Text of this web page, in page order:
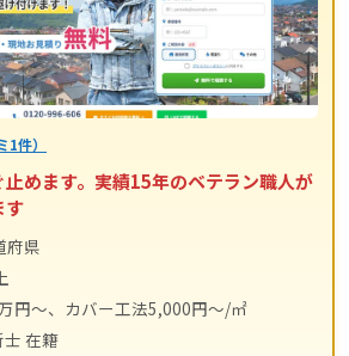
1件）
めます。実績15年のベテラン職人が
す
府県
円～、カバー工法5,000円～/㎡
在籍